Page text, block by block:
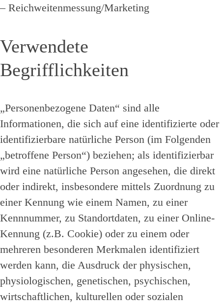
– Reichweitenmessung/Marketing
Verwendete
Begrifflichkeiten
„Personenbezogene Daten“ sind alle
Informationen, die sich auf eine identifizierte oder
identifizierbare natürliche Person (im Folgenden
„betroffene Person“) beziehen; als identifizierbar
wird eine natürliche Person angesehen, die direkt
oder indirekt, insbesondere mittels Zuordnung zu
einer Kennung wie einem Namen, zu einer
Kennnummer, zu Standortdaten, zu einer Online-
Kennung (z.B. Cookie) oder zu einem oder
mehreren besonderen Merkmalen identifiziert
werden kann, die Ausdruck der physischen,
physiologischen, genetischen, psychischen,
wirtschaftlichen, kulturellen oder sozialen